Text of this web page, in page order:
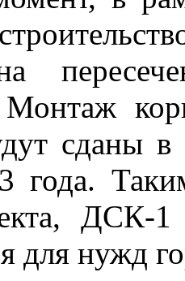
сданы в
года.
ДСК-
для нужд